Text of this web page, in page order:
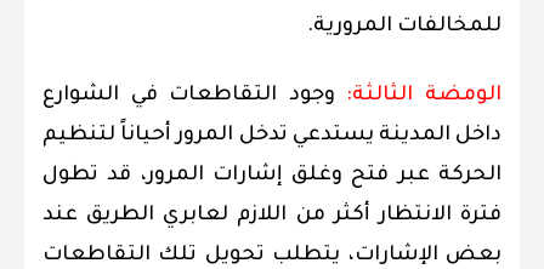
للمخالفات المرورية.
الومضة الثالثة: وجود التقاطعات في الشوارع
داخل المدينة يستدعي تدخل المرور أحياناً لتنظيم
الحركة عبر فتح وغلق إشارات المرور، قد تطول
فترة الانتظار أكثر من اللازم لعابري الطريق عند
بعض الإشارات، يتطلب تحويل تلك التقاطعات